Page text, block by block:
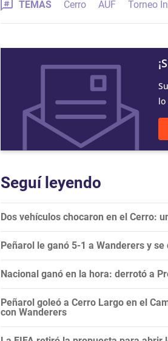
TEMAS Cerro AUF Torneo
Seguí leyendo
Dos vehículos chocaron en el Cerro:
Peñarol le ganó 5-1 a Wanderers y
Nacional ganó en la hora: derrotó a
Peñarol goleó a Cerro Largo en el
con Wanderers